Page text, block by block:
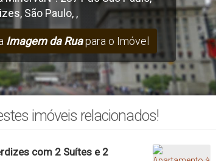
, São Paulo, ,
Imagem da Ruapara o Imóvel
imóveis relacionados!
com 2 Suítes e 2